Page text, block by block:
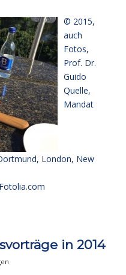
© 2015,
auch
Fotos,
Prof. Dr.
Guido
Quelle,
Mandat
London, New
Fotolia.com
in 2014